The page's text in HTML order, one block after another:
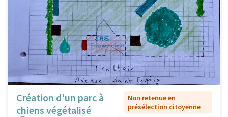
Création d'un parc à
chiens végétalisé
Non retenue en
présélection citoyenne